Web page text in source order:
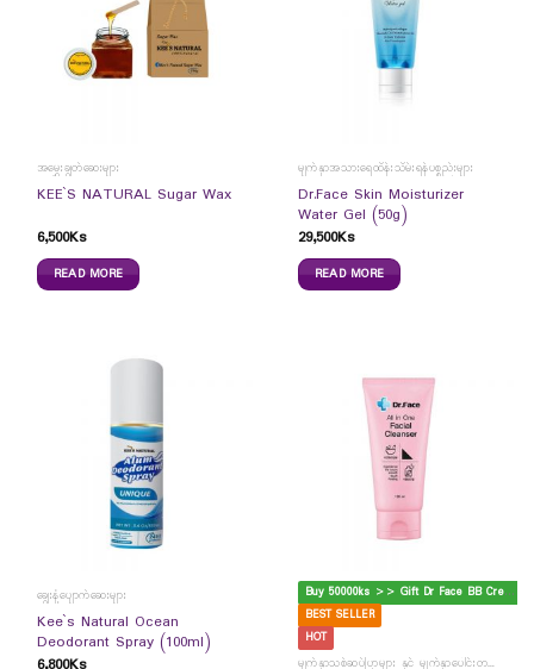
အမွှေးချွတ်ဆေးများ
KEE`S NATURAL Sugar Wax
6,500Ks
READ MORE
မျက်နှာအသားရေထိန်းသိမ်းရန်ပစ္စည်းများ
Dr.Face Skin Moisturizer
Water Gel (50g)
29,500Ks
READ MORE
ချွေးနံ့ပျောက်ဆေးများ
Kee`s Natural Ocean
Deodorant Spray (100ml)
B
uy 50000ks >> Gift Dr Face BB Cream
BEST SELLER
HOT
မျက်နှာသစ်ဆပ်ပြာများ နှင့် မျက်နှာပေါင်းတင်ကပ်ခွာများ